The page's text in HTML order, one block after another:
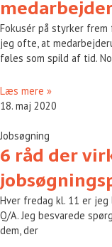
Fokusér på styrker frem
jeg ofte, at
føles som spild af tid.
Læs mere »
18. maj 2020
Jobsøgning
6 råd der
Hver fredag kl. 11 er jeg
Q/A. Jeg besvarede
dem, der